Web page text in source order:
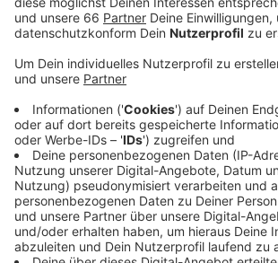
Veröffentlicht: Mittwoch, 17.07.2019 13:05
Anzeige
Im Aufsichtsrat ist man sich sicher,